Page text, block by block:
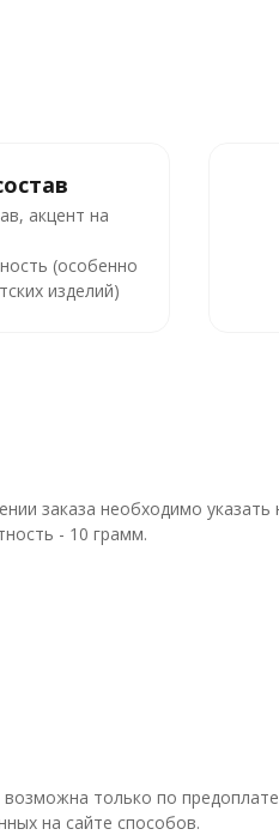
акцент на
(особенно
изделий)
заказа необходимо указать
- 10 грамм.
только по
на сайте способов.